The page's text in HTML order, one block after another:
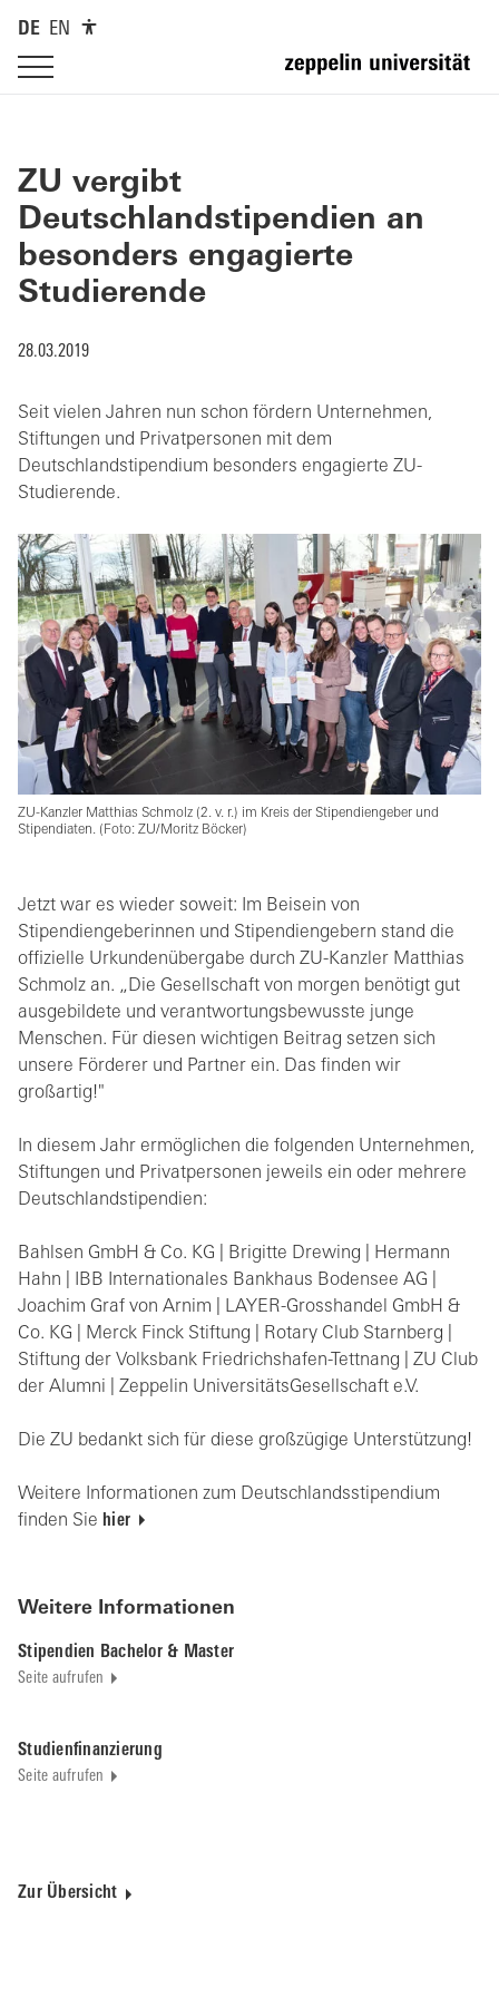
DE EN
ZU vergibt
Deutschlandstipendien an
besonders engagierte
Studierende
28.03.2019
Seit vielen Jahren nun schon fördern Unternehmen,
Stiftungen und Privatpersonen mit dem
Deutschlandstipendium besonders engagierte ZU-
Studierende.
ZU-Kanzler Matthias Schmolz (2. v. r.) im Kreis der Stipendiengeber und
Stipendiaten. (Foto: ZU/Moritz Böcker)
Jetzt war es wieder soweit: Im Beisein von
Stipendiengeberinnen und Stipendiengebern stand die
offizielle Urkundenübergabe durch ZU-Kanzler Matthias
Schmolz an. „Die Gesellschaft von morgen benötigt gut
ausgebildete und verantwortungsbewusste junge
Menschen. Für diesen wichtigen Beitrag setzen sich
unsere Förderer und Partner ein. Das finden wir
großartig!"
In diesem Jahr ermöglichen die folgenden Unternehmen,
Stiftungen und Privatpersonen jeweils ein oder mehrere
Deutschlandstipendien:
Bahlsen GmbH & Co. KG | Brigitte Drewing | Hermann
Hahn | IBB Internationales Bankhaus Bodensee AG |
Joachim Graf von Arnim | LAYER-Grosshandel GmbH &
Co. KG | Merck Finck Stiftung | Rotary Club Starnberg |
Stiftung der Volksbank Friedrichshafen-Tettnang | ZU Club
der Alumni | Zeppelin UniversitätsGesellschaft e.V.
Die ZU bedankt sich für diese großzügige Unterstützung!
Weitere Informationen zum Deutschlandsstipendium
finden Sie hier
Weitere Informationen
Stipendien Bachelor & Master
Seite aufrufen
Studienfinanzierung
Seite aufrufen
Zur Übersicht